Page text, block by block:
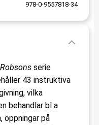
978-0-9557818-34
serie
43 instruktiva
vilka
behandlar bl a
öppningar på